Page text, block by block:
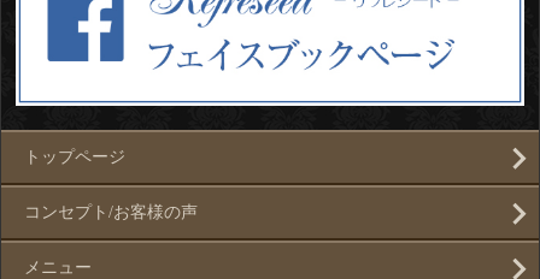
トップページ
コンセプト/お客様の声
メニュー